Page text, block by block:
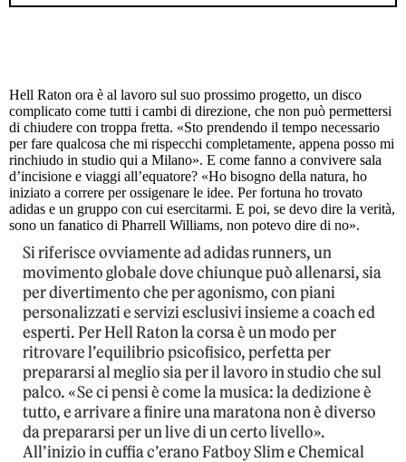
Hell Raton ora è al lavoro sul suo prossimo progetto, un disco
complicato come tutti i cambi di direzione, che non può permettersi
di chiudere con troppa fretta. «Sto prendendo il tempo necessario
per fare qualcosa che mi rispecchi completamente, appena posso mi
rinchiudo in studio qui a Milano». E come fanno a convivere sala
d’incisione e viaggi all’equatore? «Ho bisogno della natura, ho
iniziato a correre per ossigenare le idee. Per fortuna ho trovato
adidas e un gruppo con cui esercitarmi. E poi, se devo dire la verità,
sono un fanatico di Pharrell Williams, non potevo dire di no».
Si riferisce ovviamente ad adidas runners, un
movimento globale dove chiunque può allenarsi, sia
per divertimento che per agonismo, con piani
personalizzati e servizi esclusivi insieme a coach ed
esperti. Per Hell Raton la corsa è un modo per
ritrovare l’equilibrio psicofisico, perfetta per
prepararsi al meglio sia per il lavoro in studio che sul
palco. «Se ci pensi è come la musica: la dedizione è
tutto, e arrivare a finire una maratona non è diverso
da prepararsi per un live di un certo livello».
All’inizio in cuffia c’erano Fatboy Slim e Chemical